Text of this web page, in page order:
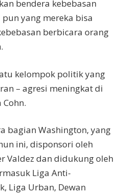
bendera kebebasan
yang mereka bisa
berbicara orang
kelompok politik yang
– agresi meningkat di
bagian Washington, yang
ini, disponsori oleh
Valdez dan didukung oleh
Liga Anti-
Liga Urban, Dewan